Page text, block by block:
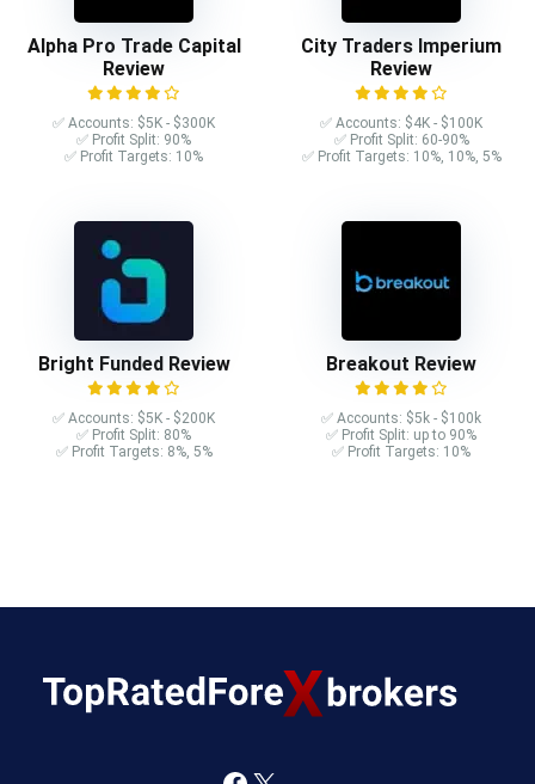
Alpha Pro Trade Capital
Review
✅ Accounts: $5K - $300K
✅ Profit Split: 90%
✅ Profit Targets: 10%
City Traders Imperium
Review
✅ Accounts: $4K - $100K
✅ Profit Split: 60-90%
✅ Profit Targets: 10%, 10%, 5%
Bright Funded Review
✅ Accounts: $5K - $200K
✅ Profit Split: 80%
✅ Profit Targets: 8%, 5%
Breakout Review
✅ Accounts: $5k - $100k
✅ Profit Split: up to 90%
✅ Profit Targets: 10%